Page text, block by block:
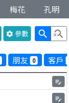
梅花 孔明
settings 參數 search search_off
朋友 0 客戶
edit_note
edit_note